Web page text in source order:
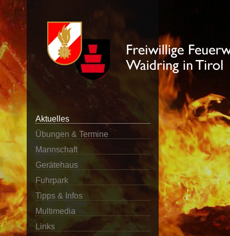
Aktuelles
Übungen & Termine
Mannschaft
Gerätehaus
Fuhrpark
Tipps & Infos
Multimedia
Links